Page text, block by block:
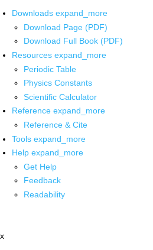
Downloads expand_more
Download Page (PDF)
Download Full Book (PDF)
Resources expand_more
Periodic Table
Physics Constants
Scientific Calculator
Reference expand_more
Reference & Cite
Tools expand_more
Help expand_more
Get Help
Feedback
Readability
x